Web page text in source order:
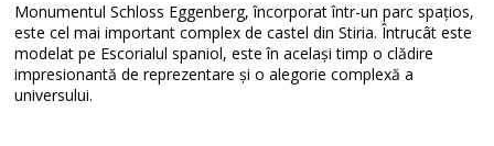
Monumentul Schloss Eggenberg, încorporat într-un parc spațios,
este cel mai important complex de castel din Stiria. Întrucât este
modelat pe Escorialul spaniol, este în același timp o clădire
impresionantă de reprezentare și o alegorie complexă a
universului.